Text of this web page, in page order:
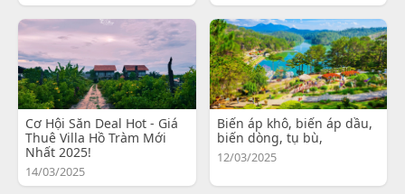
Cơ Hội Săn Deal Hot - Giá
Thuê Villa Hồ Tràm Mới
Nhất 2025!
14/03/2025
Biến áp khô, biến áp dầu,
biến dòng, tụ bù,
12/03/2025